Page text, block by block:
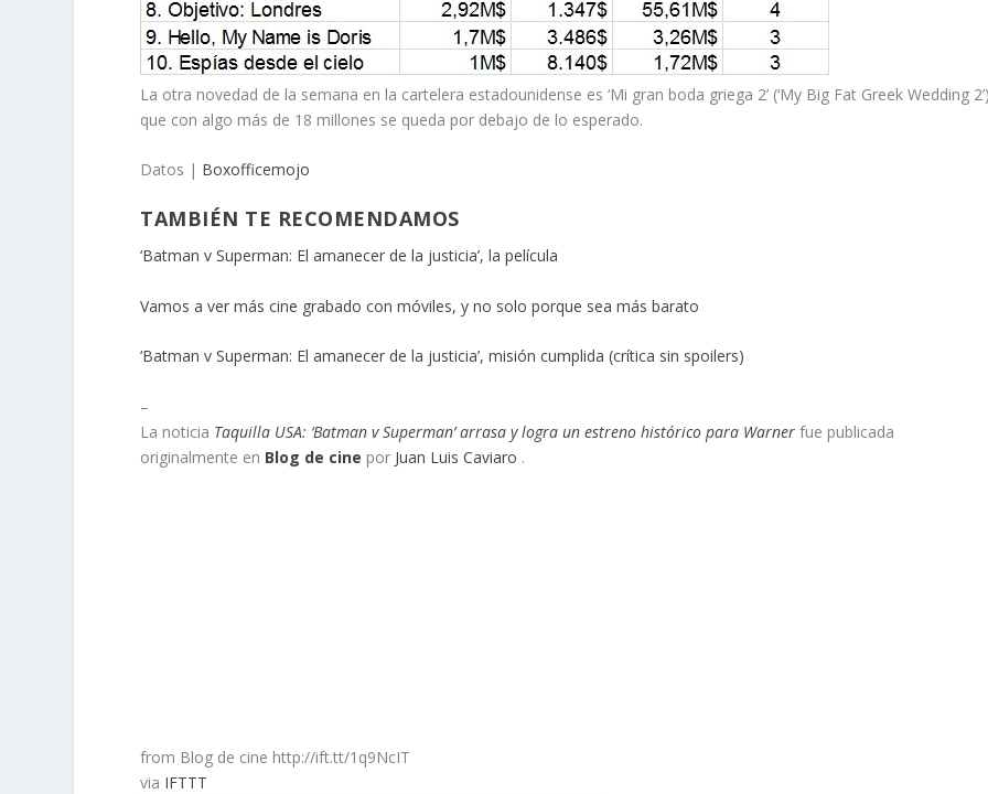
La otra novedad de la semana en la cartelera estadounidense es ‘Mi gran boda griega 2’ (‘My Big Fat Greek Wedding
que con algo más de 18 millones se queda por debajo de lo esperado.
Datos | Boxofficemojo
TAMBIÉN TE RECOMENDAMOS
‘Batman v Superman: El amanecer de la justicia’, la película
Vamos a ver más cine grabado con móviles, y no solo porque sea más barato
‘Batman v Superman: El amanecer de la justicia’, misión cumplida (crítica sin spoilers)
–
La noticia Taquilla USA: ‘Batman v Superman’ arrasa y logra un estreno histórico para Warnerfue publicada
originalmente en Blog de cine por Juan Luis Caviaro .
from Blog de cine http://ift.tt/1q9NcIT
via IFTTT